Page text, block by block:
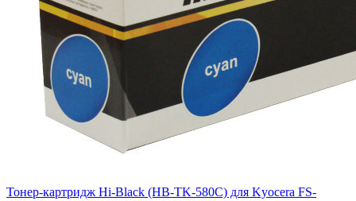
Тонер-картридж Hi-Black (HB-TK-580C) для Kyocera FS-